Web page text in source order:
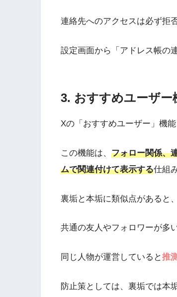
連絡先へのアクセスは必ず拒
設定画面から「アドレス帳の
3. おすすめユーザー
Xの「おすすめユーザー」機
この機能は、 フォロー関係、
ムで関連付けて表示する仕組
裏垢と本垢に類似点があると
共通の友人やフォロワーが多
同じ人物が運営していると推
防止策としては、裏垢では本